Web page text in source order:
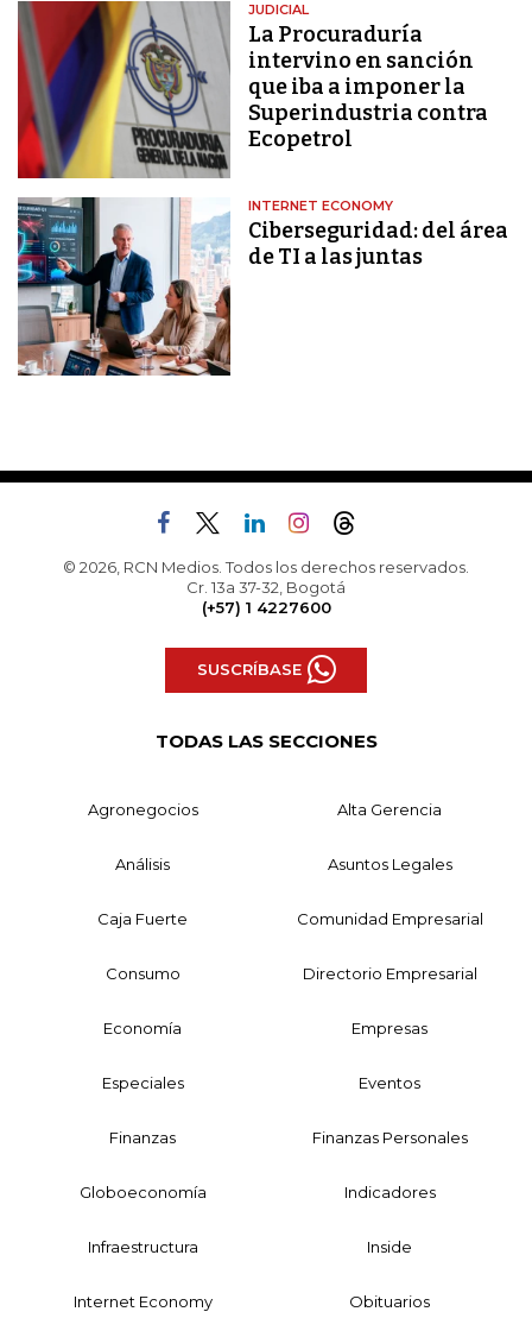
JUDICIAL
La Procuraduría
intervino en sanción
que iba a imponer la
Superindustria contra
Ecopetrol
INTERNET ECONOMY
Ciberseguridad: del área
de TI a las juntas
© 2026, RCN Medios. Todos los derechos reservados.
Cr. 13a 37-32, Bogotá
(+57) 1 4227600
SUSCRÍBASE
TODAS LAS SECCIONES
Agronegocios Alta Gerencia
Análisis Asuntos Legales
Caja Fuerte Comunidad Empresarial
Consumo Directorio Empresarial
Economía Empresas
Especiales Eventos
Finanzas Finanzas Personales
Globoeconomía Indicadores
Infraestructura Inside
Internet Economy Obituarios